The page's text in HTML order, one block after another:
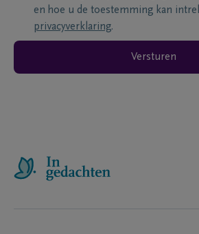
en hoe u de toestemming kan
privacyverklaring.
Versturen